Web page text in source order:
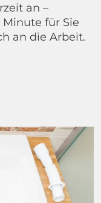
an –
für Sie
an die Arbeit.